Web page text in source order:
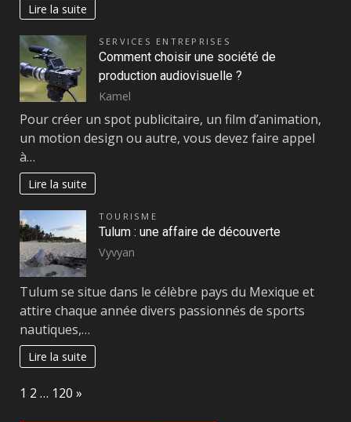
Lire la suite
SERVICES ENTREPRISES
Comment choisir une société de
production audiovisuelle ?
Kamel
Pour créer un spot publicitaire, un film d’animation,
un motion design ou autre, vous devez faire appel
à…
Lire la suite
TOURISME
Tulum : une affaire de découverte
Vyvyan
Tulum se situe dans le célèbre pays du Mexique et
attire chaque année divers passionnés de sports
nautiques,…
Lire la suite
Page:
1 2 … 120 Next
»